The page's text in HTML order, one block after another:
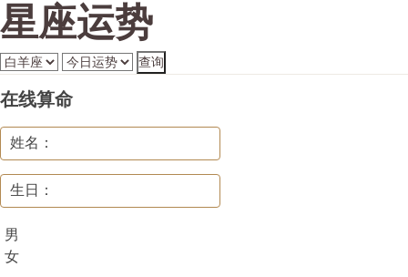
星座运势
在线算命
姓名：
生日：
男
女